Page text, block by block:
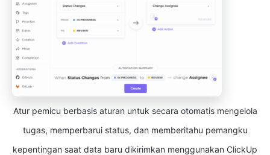
Atur pemicu berbasis aturan untuk secara otomatis mengelola
tugas, memperbarui status, dan memberitahu pemangku
kepentingan saat data baru dikirimkan menggunakan ClickUp